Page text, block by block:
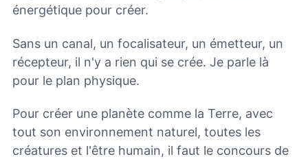
énergétique pour créer.
Sans un canal, un focalisateur, un émetteur, un
récepteur, il n'y a rien qui se crée. Je parle là
pour le plan physique.
Pour créer une planète comme la Terre, avec
tout son environnement naturel, toutes les
créatures et l'être humain, il faut le concours de